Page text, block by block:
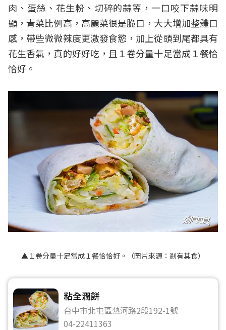
肉、蛋絲、花生粉、切碎的蒜等，一口咬下蒜味明
顯，青菜比例高，高麗菜很是脆口，大大增加整體口
感，帶些微微辣度更激發食慾，加上從頭到尾都具有
花生香氣，真的好好吃，且１卷分量十足當成１餐恰
恰好。
▲１卷分量十足當成１餐恰恰好。（圖片來源： 剎有其食）
粘全潤餅
台中市北屯區熱河路2段192-1號
04-22411363